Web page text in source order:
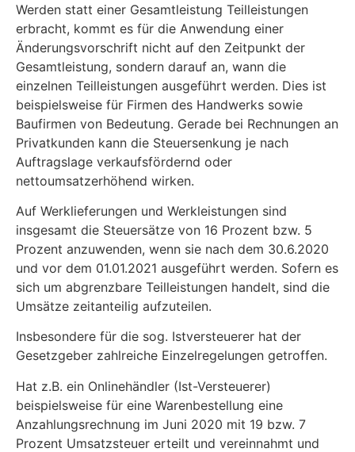
Werden statt einer Gesamtleistung Teilleistungen
erbracht, kommt es für die Anwendung einer
Änderungsvorschrift nicht auf den Zeitpunkt der
Gesamtleistung, sondern darauf an, wann die
einzelnen Teilleistungen ausgeführt werden. Dies ist
beispielsweise für Firmen des Handwerks sowie
Baufirmen von Bedeutung. Gerade bei Rechnungen an
Privatkunden kann die Steuersenkung je nach
Auftragslage verkaufsfördernd oder
nettoumsatzerhöhend wirken.
Auf Werklieferungen und Werkleistungen sind
insgesamt die Steuersätze von 16 Prozent bzw. 5
Prozent anzuwenden, wenn sie nach dem 30.6.2020
und vor dem 01.01.2021 ausgeführt werden. Sofern es
sich um abgrenzbare Teilleistungen handelt, sind die
Umsätze zeitanteilig aufzuteilen.
Insbesondere für die sog. Istversteuerer hat der
Gesetzgeber zahlreiche Einzelregelungen getroffen.
Hat z.B. ein Onlinehändler (Ist-Versteuerer)
beispielsweise für eine Warenbestellung eine
Anzahlungsrechnung im Juni 2020 mit 19 bzw. 7
Prozent Umsatzsteuer erteilt und vereinnahmt und